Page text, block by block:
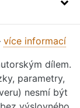
více informací
dílem.
parametry,
nesmí být